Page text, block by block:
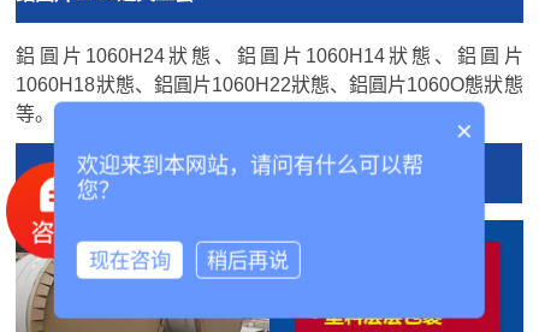
鋁圓片1060H24狀態、鋁圓片1060H14狀態、鋁圓片
1060H18狀態、鋁圓片1060H22狀態、鋁圓片1060O態狀態
等。
產品包裝
×
欢迎来到本网站，请问有什么可以帮
您？
现在咨询 稍后再说